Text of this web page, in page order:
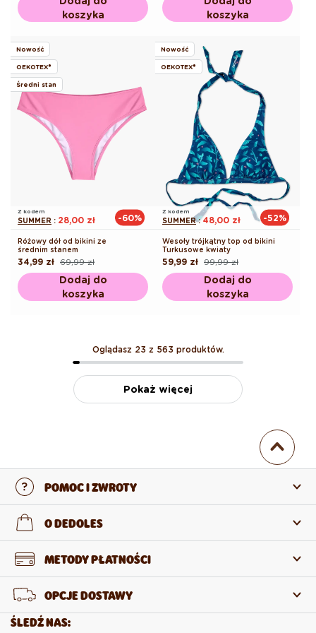
koszyka
koszyka
Nowość
OEKOTEX®
Średni stan
Z kodem
SUMMER : 28,00 zł -60%
Różowy dół od bikini ze
średnim stanem
Cena
regularna
69,99 zł
Cena
promocyjna
34,99 zł
Dodaj do
koszyka
Nowość
OEKOTEX®
Z kodem
SUMMER:48,00 zł -52%
Wesoły trójkątny top od bikini
Turkusowe kwiaty
Cena
regularna
99,99 zł
Cena
promocyjna
59,99 zł
Dodaj do
koszyka
Oglądasz 23 z 563 produktów.
Pokaż więcej
POMOC I ZWROTY
Skontaktuj się z nami
Zwroty i reklamacje
Odstąpienie od umowy
O DEDOLES
O nas
Sprzedaż hurtowa
METODY PŁATNOŚCI
OPCJE DOSTAWY
ŚLEDŹ NAS: